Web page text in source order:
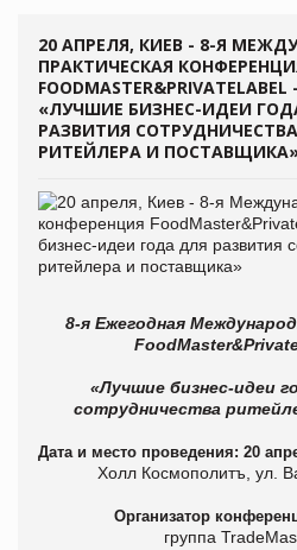
20 АПРЕЛЯ, КИЕВ - 8-Я
ПРАКТИЧЕСКАЯ
FOODMASTER&PRIVATELABEL
«ЛУЧШИЕ БИЗНЕС-ИДЕИ
РАЗВИТИЯ СОТРУДНИЧЕСТВА
РИТЕЙЛЕРА И
8-я Ежегодная
FoodMaster&
«Лучшие бизнес-идеи
сотрудничества
Датаи место проведения: 20
Холл Космополитъ, ул.
Организатор
группа